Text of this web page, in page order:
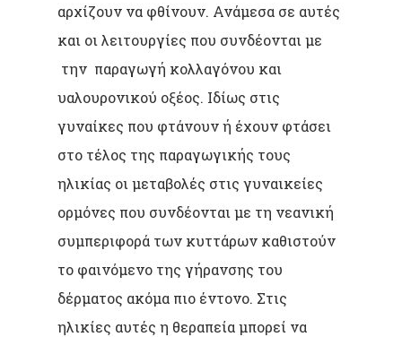
αρχίζουν να φθίνουν. Ανάμεσα σε αυτές
και οι λειτουργίες που συνδέονται με
την παραγωγή κολλαγόνου και
υαλουρονικού οξέος. Ιδίως στις
γυναίκες που φτάνουν ή έχουν φτάσει
στο τέλος της παραγωγικής τους
ηλικίας οι μεταβολές στις γυναικείες
ορμόνες που συνδέονται με τη νεανική
συμπεριφορά των κυττάρων καθιστούν
το φαινόμενο της γήρανσης του
δέρματος ακόμα πιο έντονο. Στις
ηλικίες αυτές η θεραπεία μπορεί να